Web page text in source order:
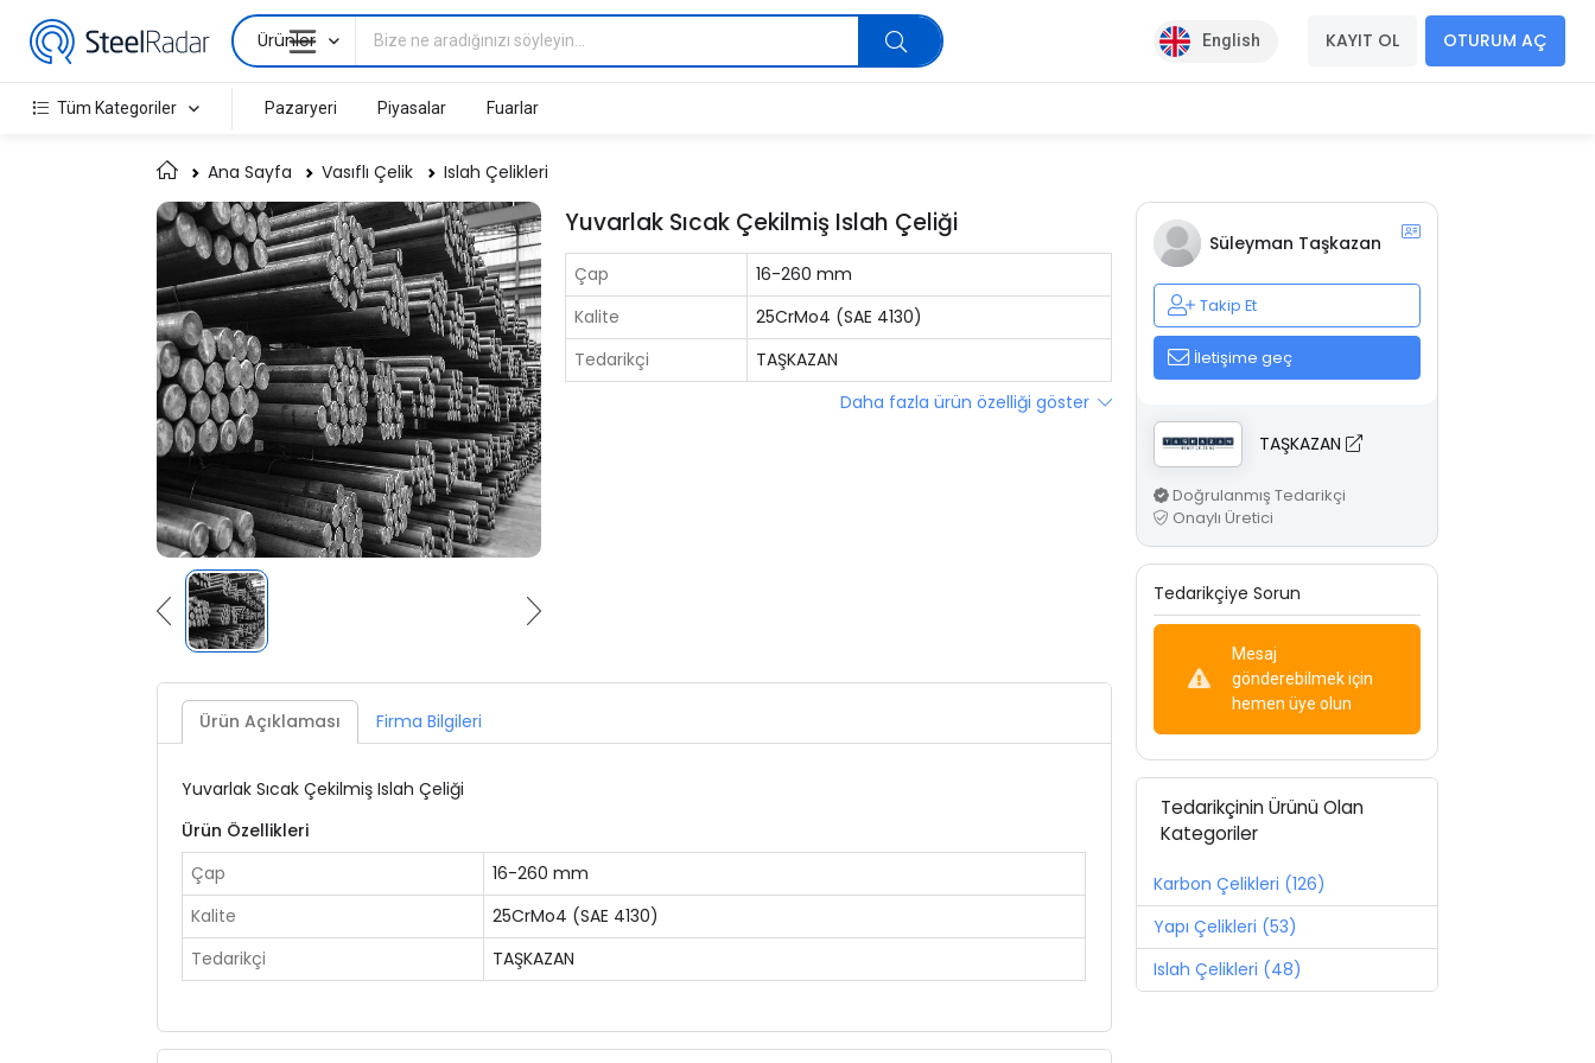
Ürünler English KAYIT OL OTURUM AÇ
Tüm Kategoriler Pazaryeri Piyasalar Fuarlar
Ana Sayfa Vasıflı Çelik Islah Çelikleri
Yuvarlak Sıcak Çekilmiş Islah Çeliği
Çap
16-260 mm
Kalite
25CrMo4 (SAE 4130)
Tedarikçi
TAŞKAZAN
Daha fazla ürün özelliği göster
Ürün Açıklaması Firma Bilgileri
Yuvarlak Sıcak Çekilmiş Islah Çeliği
Ürün Özellikleri
Çap
16-260 mm
Kalite
25CrMo4 (SAE 4130)
Tedarikçi
TAŞKAZAN
Süleyman Taşkazan
Takip Et
İletişime geç
TAŞKAZAN
Doğrulanmış Tedarikçi
Onaylı Üretici
Tedarikçiye Sorun
Mesaj
gönderebilmek için
hemen üye olun
Tedarikçinin Ürünü Olan
Kategoriler
Karbon Çelikleri (126)
Yapı Çelikleri (53)
Islah Çelikleri (48)